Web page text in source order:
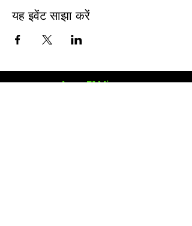
यह इवेंट साझा करें
Area 51 Miners